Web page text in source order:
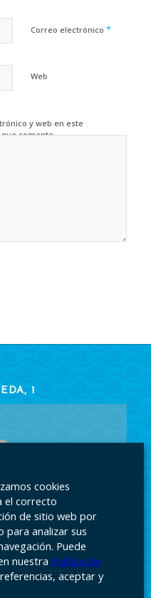
Correo electrónico *
Web
y web en este
comente.
1
ver el contenido.
cookies
el correcto
de sitio web por
para analizar sus
Puede
nuestra Política de
aceptar y